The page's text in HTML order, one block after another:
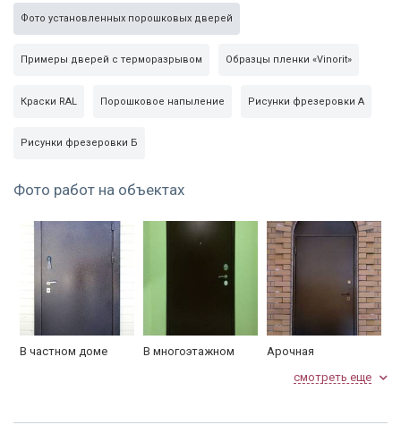
№ 1 ПРО САМ ЗВ8-
Замок нижний
31/55
(цилиндровый)
Личина
Внешн. сторона
панель МДФ Vinorit, цвет в
ассортименте, цвет на выбор
из каталога
Сторона открывания левая или правая
Глазок 160°
Фото установленных порошковых дверей
Примеры дверей с терморазрывом Образцы пленки «Vinorit»
Краски RAL Порошковое напыление Рисунки фрезеровки А
Рисунки фрезеровки Б
Фото работ на объектах
В частном доме
В многоэтажном
Арочная
смотреть еще